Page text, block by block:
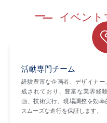
イベン
活動専門チーム
経験豊富な企画者、デザイナ
成されており、豊富な業界経
画、技術実行、現場調整を効
スムーズな進行を保証します。